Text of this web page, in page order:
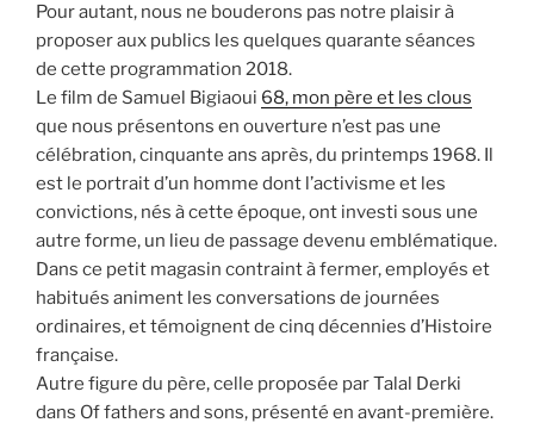
Pour autant, nous ne bouderons pas notre plaisir à
proposer aux publics les quelques quarante séances
de cette programmation 2018.
Le film de Samuel Bigiaoui 68, mon père et les clous
que nous présentons en ouverture n’est pas une
célébration, cinquante ans après, du printemps 1968. Il
est le portrait d’un homme dont l’activisme et les
convictions, nés à cette époque, ont investi sous une
autre forme, un lieu de passage devenu emblématique.
Dans ce petit magasin contraint à fermer, employés et
habitués animent les conversations de journées
ordinaires, et témoignent de cinq décennies d’Histoire
française.
Autre figure du père, celle proposée par Talal Derki
dans Of fathers and sons, présenté en avant-première.